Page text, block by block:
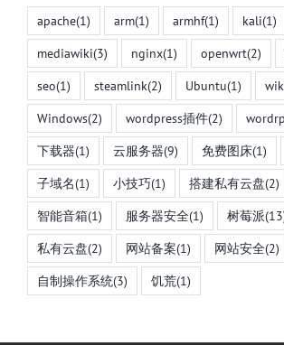
apache(1) arm(1) armhf(1) kali(1)
mediawiki(3) nginx(1) openwrt(2)
seo(1) steamlink(2) Ubuntu(1)
Windows(2) wordpress插件(2)
下载器(1) 云服务器(9) 免费图床(1)
子域名(1) 小技巧(1) 搭建私有云盘(2)
智能音箱(1) 服务器安全(1) 树莓派
私有云盘(2) 网站备案(1) 网站安全(2)
自制操作系统(3) 饥荒(1)